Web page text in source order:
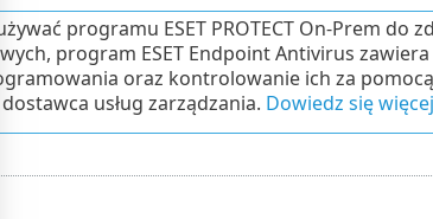
używać programu ESET PROTECT On-Prem
program ESET Endpoint Antivirus
oraz kontrolowanie ich za
usług zarządzania. Dowiedz się więcej